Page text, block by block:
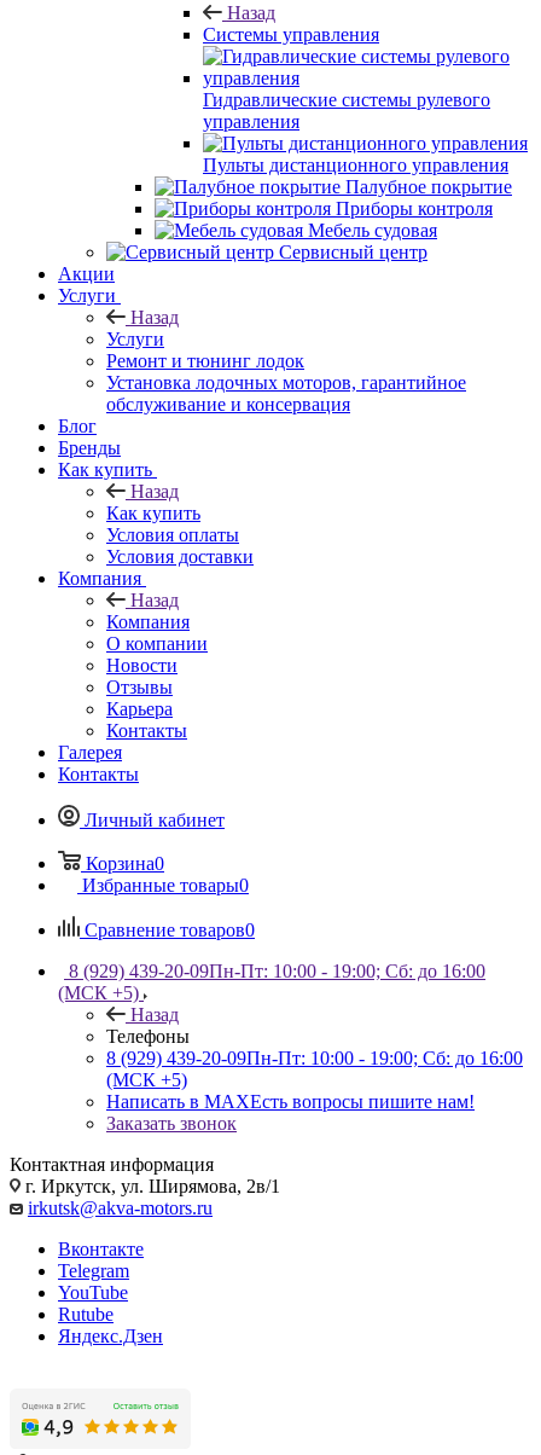
Назад
Системы управления
Гидравлические системы рулевого
управления
Пульты дистанционного управления
Палубное покрытие
Приборы контроля
Мебель судовая
Сервисный центр
Акции
Услуги
Назад
Услуги
Ремонт и тюнинг лодок
Установка лодочных моторов, гарантийное
обслуживание и консервация
Блог
Бренды
Как купить
Назад
Как купить
Условия оплаты
Условия доставки
Компания
Назад
Компания
О компании
Новости
Отзывы
Карьера
Контакты
Галерея
Контакты
Личный кабинет
Корзина0
Избранные товары0
Сравнение товаров0
8 (929) 439-20-09Пн-Пт: 10:00 - 19:00; Сб: до 16:00
(МСК +5)
Назад
Телефоны
8 (929) 439-20-09Пн-Пт: 10:00 - 19:00; Сб: до 16:00
(МСК +5)
Написать в MAXЕсть вопросы пишите нам!
Заказать звонок
Контактная информация
г. Иркутск, ул. Ширямова, 2в/1
irkutsk@akva-motors.ru
Вконтакте
Telegram
YouTube
Rutube
Яндекс.Дзен